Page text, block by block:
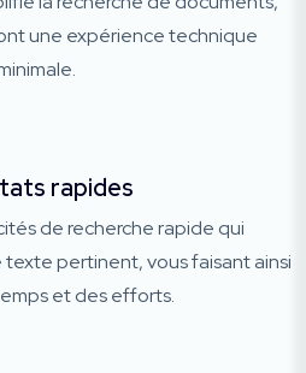
une expérience technique
rapides
de recherche rapide qui
pertinent, vous faisant ainsi
et des efforts.